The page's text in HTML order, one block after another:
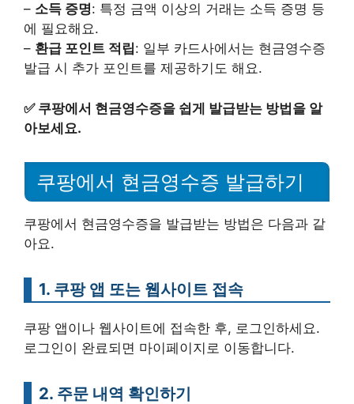
– 소득 증명: 특정 금액 이상의 거래는 소득 증명 등
에 필요해요.
– 환급 포인트 적립: 일부 카드사에서는 현금영수증
발급 시 추가 포인트를 제공하기도 해요.
✅ 쿠팡에서 현금영수증을 쉽게 발급받는 방법을 알
아보세요.
쿠팡에서 현금영수증 발급하기
쿠팡에서 현금영수증을 발급받는 방법은 다음과 같
아요.
1. 쿠팡 앱 또는 웹사이트 접속
쿠팡 앱이나 웹사이트에 접속한 후, 로그인하세요.
로그인이 완료되면 마이페이지로 이동합니다.
2. 주문 내역 확인하기